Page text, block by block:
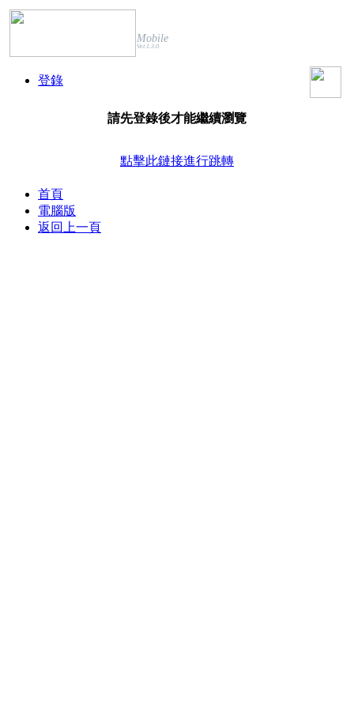
Mobile
Ver.1.3.0
登錄
請先登錄後才能繼續瀏覽
點擊此鏈接進行跳轉
首頁
電腦版
返回上一頁